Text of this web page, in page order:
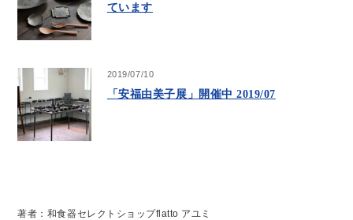
ています
2019/07/10
「安福由美子展」開催中 2019/07
著者：和食器セレクトショップflatto アユミ